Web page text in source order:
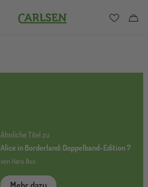
Carlsen
Ähnliche Titel zu
Alice in Borderland: Doppelband-Edition 7
von Haro Aso
Mehr dazu